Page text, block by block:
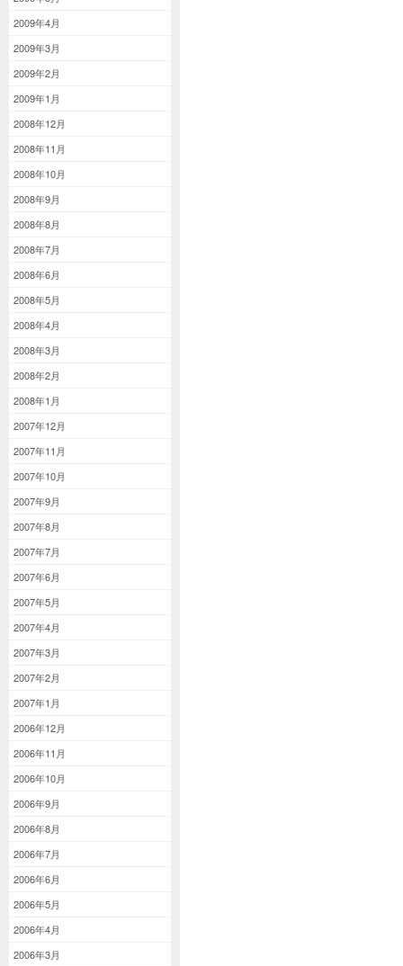
2009年4月
2009年3月
2009年2月
2009年1月
2008年12月
2008年11月
2008年10月
2008年9月
2008年8月
2008年7月
2008年6月
2008年5月
2008年4月
2008年3月
2008年2月
2008年1月
2007年12月
2007年11月
2007年10月
2007年9月
2007年8月
2007年7月
2007年6月
2007年5月
2007年4月
2007年3月
2007年2月
2007年1月
2006年12月
2006年11月
2006年10月
2006年9月
2006年8月
2006年7月
2006年6月
2006年5月
2006年4月
2006年3月